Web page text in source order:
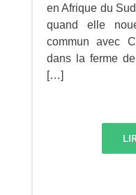
en Afrique du
quand elle
commun avec
dans la ferme
[…]